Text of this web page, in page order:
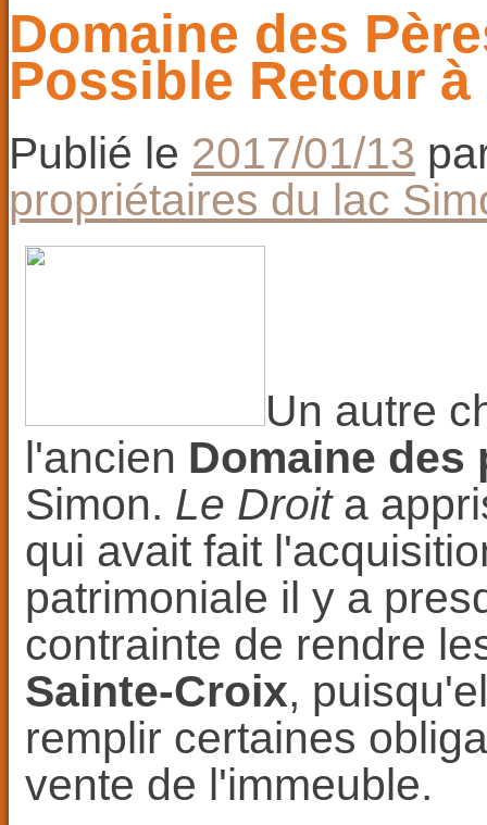
Domaine des
Possible Retour
Publié le 2017/01/13
propriétaires du lac
Un autre
l'ancien Domaine des
Simon. Le Droita
qui avait fait
patrimoniale il y a
contrainte de rendre
Sainte-Croix,
remplir certaines
vente de l'immeuble.